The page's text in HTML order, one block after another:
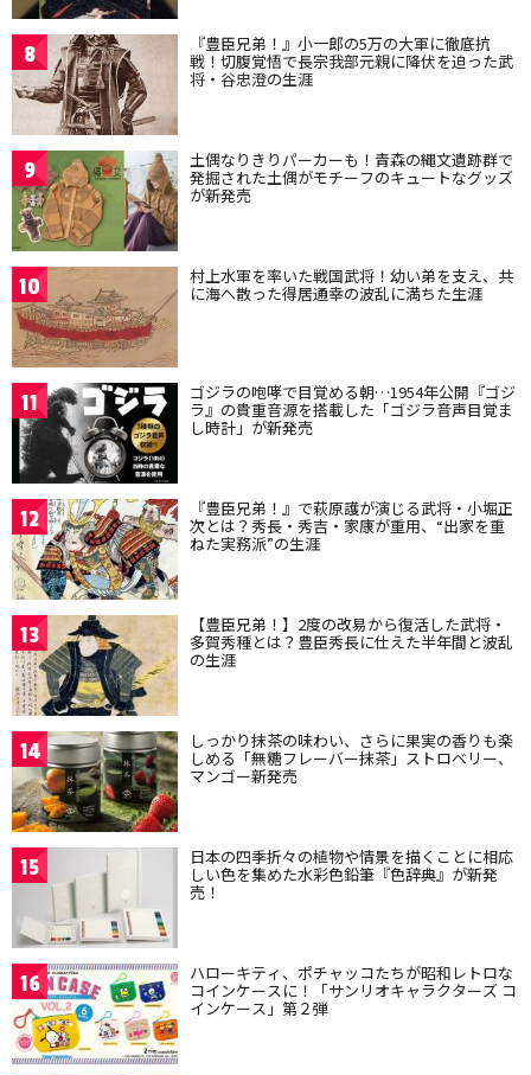
8 『豊臣兄弟！』小一郎の5万の大軍に徹底抗
戦！切腹覚悟で長宗我部元親に降伏を迫った武
将・谷忠澄の生涯
9 土偶なりきりパーカーも！青森の縄文遺跡群で
発掘された土偶がモチーフのキュートなグッズ
が新発売
10 村上水軍を率いた戦国武将！幼い弟を支え、共
に海へ散った得居通幸の波乱に満ちた生涯
11 ゴジラの咆哮で目覚める朝…1954年公開『ゴジ
ラ』の貴重音源を搭載した「ゴジラ音声目覚ま
し時計」が新発売
12 『豊臣兄弟！』で萩原護が演じる武将・小堀正
次とは？秀長・秀吉・家康が重用、“出家を重
ねた実務派”の生涯
13 【豊臣兄弟！】2度の改易から復活した武将・
多賀秀種とは？豊臣秀長に仕えた半年間と波乱
の生涯
14 しっかり抹茶の味わい、さらに果実の香りも楽
しめる「無糖フレーバー抹茶」ストロベリー、
マンゴー新発売
15 日本の四季折々の植物や情景を描くことに相応
しい色を集めた水彩色鉛筆『色辞典』が新発
売！
16 ハローキティ、ポチャッコたちが昭和レトロな
コインケースに！「サンリオキャラクターズ コ
インケース」第２弾